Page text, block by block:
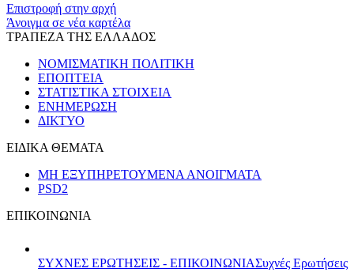
Επιστροφή στην αρχή
Άνοιγμα σε νέα καρτέλα
ΤΡΑΠΕΖΑ ΤΗΣ ΕΛΛΑΔΟΣ
ΝΟΜΙΣΜΑΤΙΚΗ ΠΟΛΙΤΙΚΗ
ΕΠΟΠΤΕΙΑ
ΣΤΑΤΙΣΤΙΚΑ ΣΤΟΙΧΕΙΑ
ΕΝΗΜΕΡΩΣΗ
ΔΙΚΤΥΟ
ΕΙΔΙΚΑ ΘΕΜΑΤΑ
ΜΗ ΕΞΥΠΗΡΕΤΟΥΜΕΝΑ ΑΝΟΙΓΜΑΤΑ
PSD2
ΕΠΙΚΟΙΝΩΝΙΑ
ΣΥΧΝΕΣ ΕΡΩΤΗΣΕΙΣ - ΕΠΙΚΟΙΝΩΝΙΑΣυχνές Ερωτήσεις